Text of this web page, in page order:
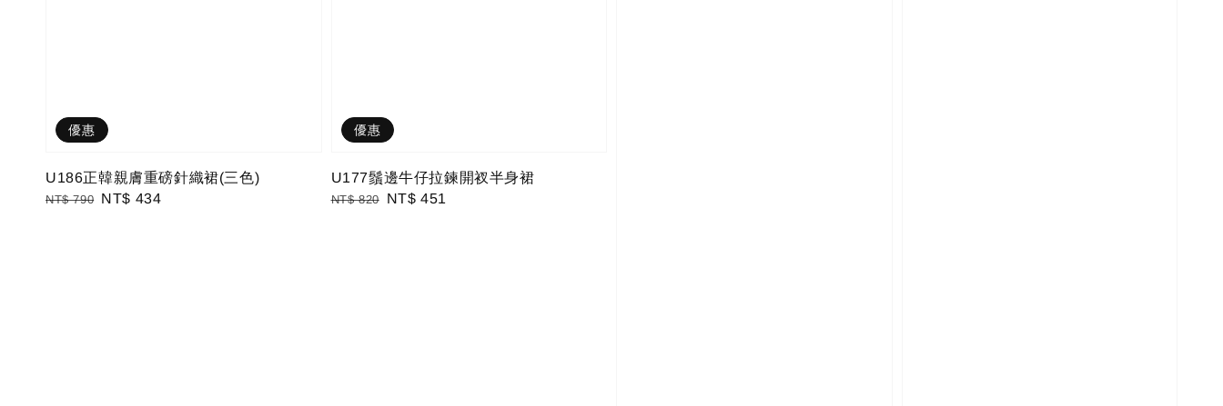
優惠
U186正韓親膚重磅針織裙(三色)
Regular
NT$ 790 Sale
NT$ 434
優惠
U177鬚邊牛仔拉鍊開衩半身裙
Regular
NT$ 820
Sale
NT$ 451